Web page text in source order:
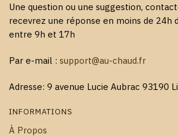
Une question ou une suggestion,
recevrez une réponse en moins de 24h
entre 9h et 17h
Par e-mail : support@au-chaud.fr
Adresse: 9 avenue Lucie Aubrac 93190
INFORMATIONS
À Propos